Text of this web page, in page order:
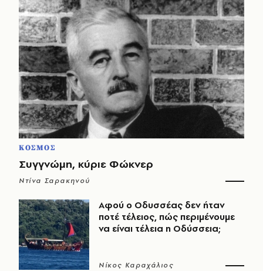
ΚΟΣΜΟΣ
Συγγνώμη, κύριε Φώκνερ
Ντίνα Σαρακηνού
Αφού ο Οδυσσέας δεν ήταν
ποτέ τέλειος, πώς περιμένουμε
να είναι τέλεια η Οδύσσεια;
Νίκος Καραχάλιος